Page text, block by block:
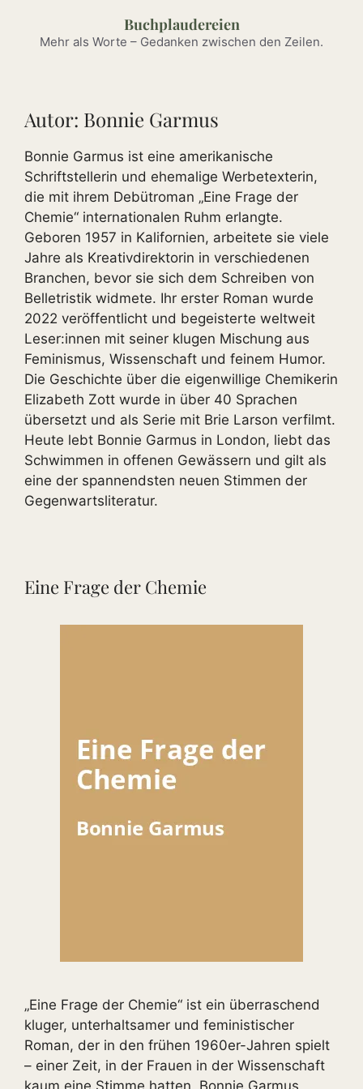
springen
Buchplaudereien
Mehr als Worte – Gedanken zwischen den Zeilen.
Autor: Bonnie Garmus
Bonnie Garmus ist eine amerikanische
Schriftstellerin und ehemalige Werbetexterin,
die mit ihrem Debütroman „Eine Frage der
Chemie“ internationalen Ruhm erlangte.
Geboren 1957 in Kalifornien, arbeitete sie viele
Jahre als Kreativdirektorin in verschiedenen
Branchen, bevor sie sich dem Schreiben von
Belletristik widmete. Ihr erster Roman wurde
2022 veröffentlicht und begeisterte weltweit
Leser:innen mit seiner klugen Mischung aus
Feminismus, Wissenschaft und feinem Humor.
Die Geschichte über die eigenwillige Chemikerin
Elizabeth Zott wurde in über 40 Sprachen
übersetzt und als Serie mit Brie Larson verfilmt.
Heute lebt Bonnie Garmus in London, liebt das
Schwimmen in offenen Gewässern und gilt als
eine der spannendsten neuen Stimmen der
Gegenwartsliteratur.
Eine Frage der Chemie
„Eine Frage der Chemie“ ist ein überraschend
kluger, unterhaltsamer und feministischer
Roman, der in den frühen 1960er-Jahren spielt
– einer Zeit, in der Frauen in der Wissenschaft
kaum eine Stimme hatten. Bonnie Garmus